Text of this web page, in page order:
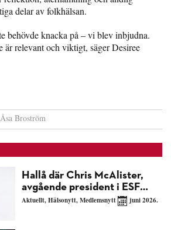
delar av folkhälsan.
behövde knacka på – vi blev inbjudna.
är relevant och viktigt, säger Desiree
Åsa Broström
Hallå där Chris McAlister,
avgående president i ESF…
Aktuellt,Hälsonytt,Medlemsnytt juni 2026.